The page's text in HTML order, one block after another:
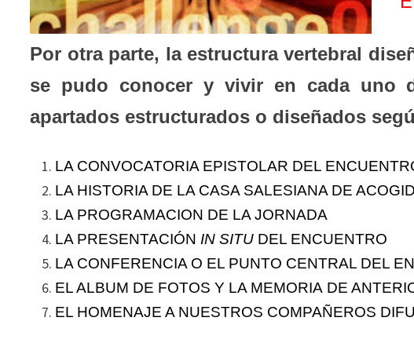
Por otra parte, la estructura vertebral
se pudo conocer y vivir en cada uno
apartados estructurados o diseñados
LA CONVOCATORIA EPISTOLAR DEL
LA HISTORIA DE LA CASA SALESIANA DE
LA PROGRAMACION DE LA JORNADA
LA PRESENTACIÓN IN SITU DEL ENCUENTRO
LA CONFERENCIA O EL PUNTO CENTRAL DEL
EL ALBUM DE FOTOS Y LA MEMORIA DE
EL HOMENAJE A NUESTROS COMPAÑEROS